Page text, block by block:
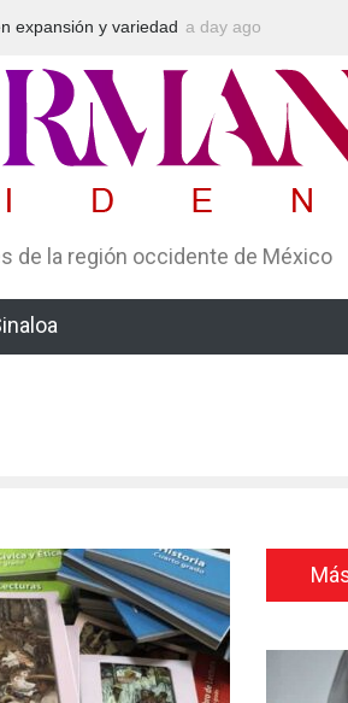
mexicano señalado de operar
a day ago
de la región occidente de México